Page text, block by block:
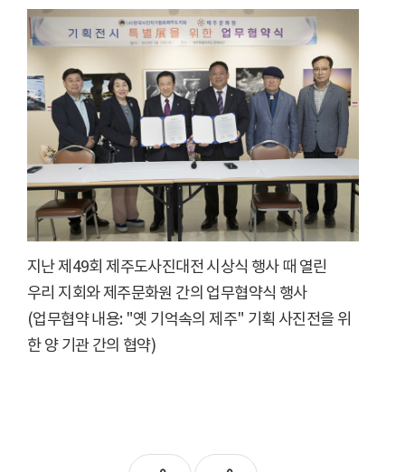
지난 제49회 제주도사진대전 시상식 행사 때 열린
우리 지회와 제주문화원 간의 업무협약식 행사
(업무협약 내용: "옛 기억속의 제주" 기획 사진전을 위
한 양 기관 간의 협약)